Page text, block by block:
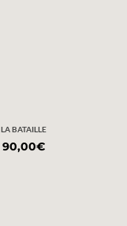
LA BATAILLE
90,00€